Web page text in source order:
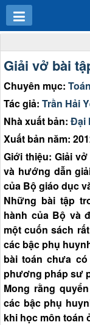
Giải vở bài
Chuyên mục:
Tác giả: Trần Hải
Nhà xuất bản: Đại
Xuất bản năm:
Giới thiệu: Giải
và hướng dẫn
của Bộ giáo dục
Những bài tập
hành của Bộ và
một cuốn sách
các bậc phụ
bài toán chưa
phương pháp sư
Mong rằng
các bậc phụ
khi học môn toán